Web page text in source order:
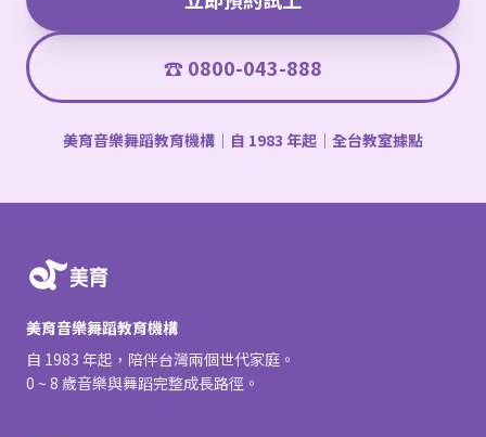
☎ 0800-043-888
美育音樂舞蹈教育機構｜自 1983 年起｜全台教室據點
美育音樂舞蹈教育機構
自 1983 年起，陪伴台灣兩個世代家庭。
0 ~ 8 歲音樂與舞蹈完整成長路徑。